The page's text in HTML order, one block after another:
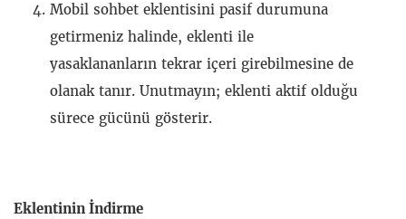
Mobil sohbet eklentisini pasif durumuna
getirmeniz halinde, eklenti ile
yasaklananların tekrar içeri girebilmesine de
olanak tanır. Unutmayın; eklenti aktif olduğu
sürece gücünü gösterir.
Eklentinin İndirme